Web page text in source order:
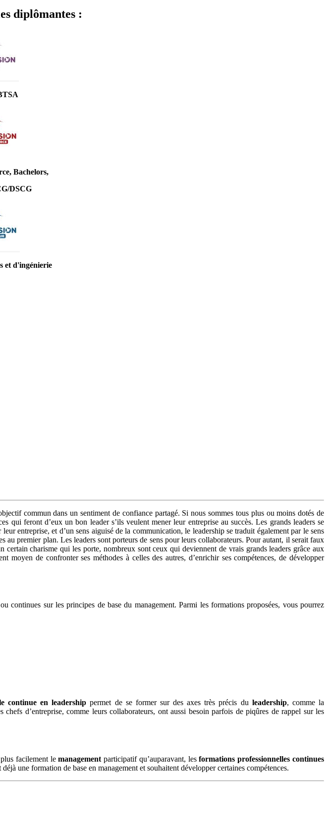
diplômantes :
Bachelors,
DSCG
et d'ingénierie
commun dans un sentiment de confiance partagé. Si nous sommes tous plus ou moins dotés de
qui feront d’eux un bon leader s’ils veulent mener leur entreprise au succès. Les grands leaders se
entreprise, et d’un sens aiguisé de la communication, le leadership se traduit également par le sens
au premier plan. Les leaders sont porteurs de sens pour leurs collaborateurs. Pour autant, il serait faux
certain charisme qui les porte, nombreux sont ceux qui deviennent de vrais grands leaders grâce aux
moyen de confronter ses méthodes à celles des autres, d’enrichir ses compétences, de développer
continues sur les principes de base du management. Parmi les formations proposées, vous pourrez
continue en leadership permet de se former sur des axes très précis du leadership, comme la
d’entreprise, comme leurs collaborateurs, ont aussi besoin parfois de piqûres de rappel sur les
plus facilement lemanagement participatif qu’auparavant, lesformations professionnelles continues
une formation de base en management et souhaitent développer certaines compétences.